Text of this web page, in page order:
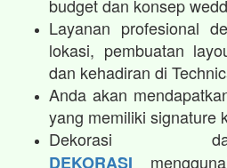
budget dan konsep
Layanan profesional
lokasi, pembuatan
dan kehadiran di
Anda akan
yang memiliki signature
DEKORASI